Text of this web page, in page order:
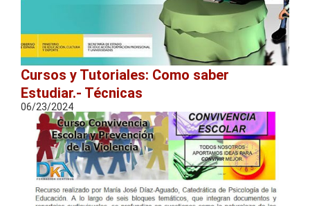
Cursos y Tutoriales: Como saber
Estudiar.- Técnicas
06/23/2024